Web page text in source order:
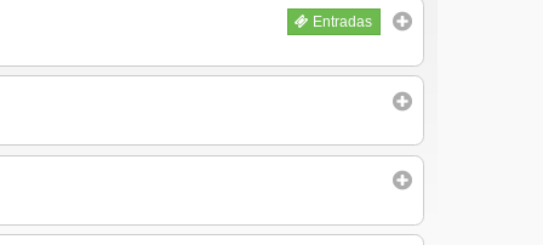
Entradas